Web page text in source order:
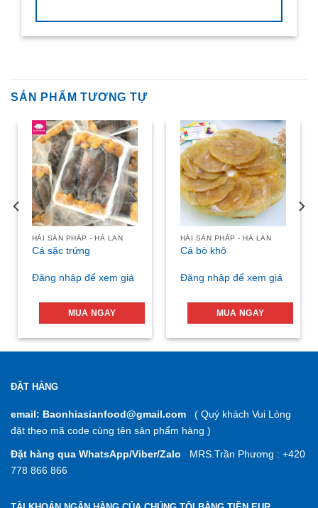
SẢN PHẨM TƯƠNG TỰ
HẢI SẢN PHÁP - HÀ LAN
Cá sặc trứng
Đăng nhập để xem giá
MUA NGAY
HẢI SẢN PHÁP - HÀ LAN
Cá bò khô
Đăng nhập để xem giá
MUA NGAY
ĐẶT HÀNG
email: Baonhiasianfood@gmail.com ( Quý khách Vui Lòng
đặt theo mã code cùng tên sản phẩm hàng )
Đặt hàng qua WhatsApp/Viber/Zalo MRS.Trần Phương : +420
778 866 866